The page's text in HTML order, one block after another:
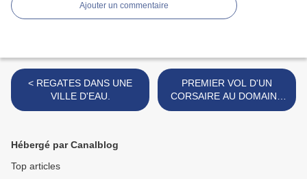
Ajouter un commentaire
< REGATES DANS UNE
VILLE D'EAU.
PREMIER VOL D'UN
CORSAIRE AU DOMAINE
DU PLANET. >
Hébergé par Canalblog
Top articles